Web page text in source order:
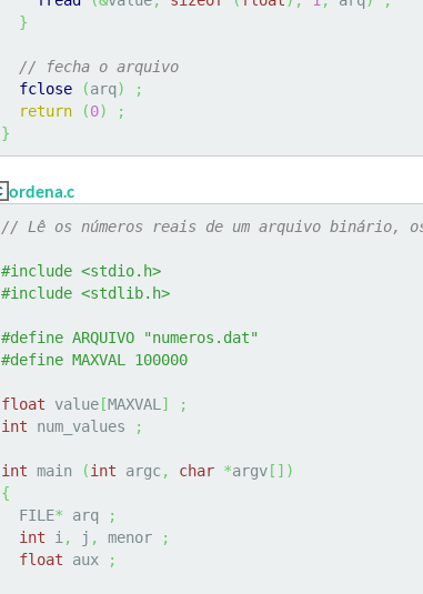
}
// fecha o arquivo
fclose
(arq)
;
return
(0)
;
}
ordena.c
// Lê os números reais de um arquivo binário,
#include <stdio.h>
#include <stdlib.h>
#define ARQUIVO "numeros.dat"
#define MAXVAL 100000
float value [MAXVAL ]
;
int num_values ;
int main (int argc, char *argv [ ] )
{
  FILE
* arq
;
int i , j , menor
;
float aux ;